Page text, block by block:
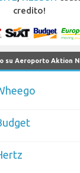
credito!
su Aeroporto Aktion